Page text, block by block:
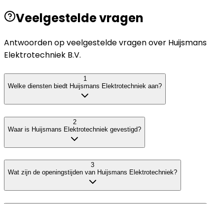
Veelgestelde vragen
Antwoorden op veelgestelde vragen over Huijsmans
Elektrotechniek B.V.
1
Welke diensten biedt Huijsmans Elektrotechniek aan?
2
Waar is Huijsmans Elektrotechniek gevestigd?
3
Wat zijn de openingstijden van Huijsmans Elektrotechniek?